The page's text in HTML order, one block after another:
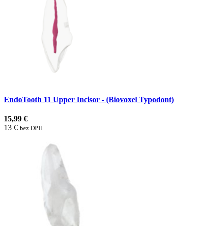
EndoTooth 11 Upper Incisor - (Biovoxel Typodont)
15,99 €
13 € bez DPH